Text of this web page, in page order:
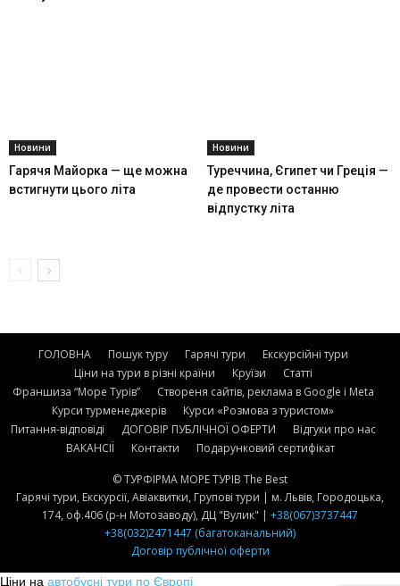
Новини
Гарячя Майорка — ще можна
встигнути цього літа
Новини
Туреччина, Єгипет чи Греція —
де провести останню
відпустку літа
ГОЛОВНА Пошук туру Гарячі тури
Екскурсійні тури
Ціни на тури в різні країни
Круїзи
Статті
Франшиза “Море Турів”
Створеня сайтів, реклама в Google і Meta
Курси турменеджерів
Курси «Розмова з туристом»
Питання-відповіді
ДОГОВІР ПУБЛІЧНОЇ ОФЕРТИ
Відгуки про нас
ВАКАНСІЇ
Контакти Подарунковий сертифікат
© ТУРФІРМА МОРЕ ТУРІВ The Best
Гарячі тури, Екскурсії, Авіаквитки, Групові тури | м. Львів, Городоцька,
174, оф.406 (р-н Мотозаводу), ДЦ "Вулик" | +38(067)3737447
+38(032)2471447 (багатоканальний)
Договір публічної оферти
Ціни на автобусні тури по Європі